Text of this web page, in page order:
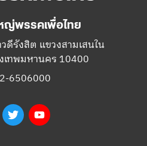
ญ่พรรคเพื่อไทย
ดีรังสิต แขวงสามเสนใน
เทพมหานคร 10400
6506000
FacebookTwitter